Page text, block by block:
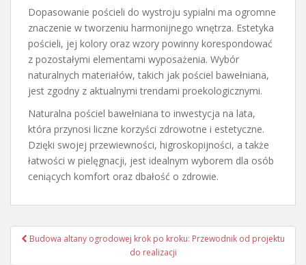
Dopasowanie pościeli do wystroju sypialni ma ogromne
znaczenie w tworzeniu harmonijnego wnętrza. Estetyka
pościeli, jej kolory oraz wzory powinny korespondować
z pozostałymi elementami wyposażenia. Wybór
naturalnych materiałów, takich jak pościel bawełniana,
jest zgodny z aktualnymi trendami proekologicznymi.
Naturalna pościel bawełniana to inwestycja na lata,
która przynosi liczne korzyści zdrowotne i estetyczne.
Dzięki swojej przewiewności, higroskopijności, a także
łatwości w pielęgnacji, jest idealnym wyborem dla osób
ceniących komfort oraz dbałość o zdrowie.
Nawigacja
Budowa altany ogrodowej krok po kroku: Przewodnik od projektu
do realizacji